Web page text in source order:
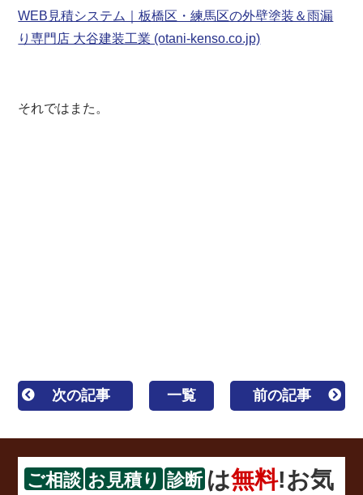
WEB見積システム｜板橋区・練馬区の外壁塗装＆雨漏
り専門店 大谷建装工業 (otani-kenso.co.jp)
それではまた。
次の記事 一覧 前の記事
ご相談 お見積り 診断 は無料!お気